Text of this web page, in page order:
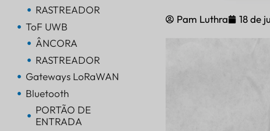
RASTREADOR
ToF UWB
ÂNCORA
RASTREADOR
Gateways LoRaWAN
Bluetooth
PORTÃO DE
ENTRADA
Pam Luthra 18 de